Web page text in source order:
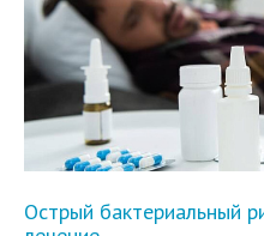
Острый бактериальный